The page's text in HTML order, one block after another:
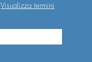
Visualizza termini